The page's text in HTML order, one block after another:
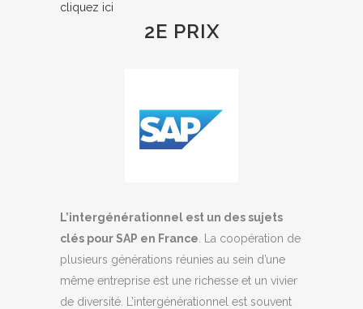
cliquez ici
2E PRIX
L’intergénérationnel est un des sujets
clés pour SAP en France . La coopération de
plusieurs générations réunies au sein d’une
même entreprise est une richesse et un vivier
de diversité. L’intergénérationnel est souvent